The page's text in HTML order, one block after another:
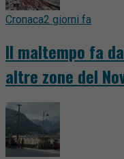
Cronaca2 giorni fa
Il maltempo fa
altre zone del